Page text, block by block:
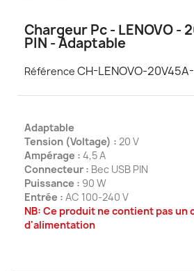
Chargeur Pc - LENOVO -
PIN - Adaptable
Référence CH-LENOVO-
Adaptable
Tension (Voltage) : 20 V
Ampérage : 4,5 A
Connecteur : Bec USB PIN
Puissance : 90 W
Entrée : AC 100-240 V
NB: Ce produit ne contient pas un
d'alimentation